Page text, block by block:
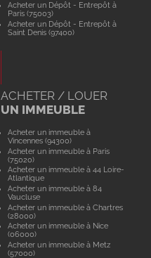
Acheter un Dépôt - Entrepôt à
Paris (75003)
Acheter un Dépôt - Entrepôt à
Saint Denis (97400)
ACHETER / LOUER
UN IMMEUBLE
Acheter un immeuble à
Vincennes (94300)
Acheter un immeuble à Paris
(75020)
Acheter un immeuble à 44 Loire-
Atlantique
Acheter un immeuble à 84
Vaucluse
Acheter un immeuble à Chartres
(28000)
Acheter un immeuble à Nice
(06000)
Acheter un immeuble à Metz
(57000)